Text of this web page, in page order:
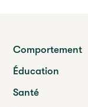
Comportement
Éducation
Santé